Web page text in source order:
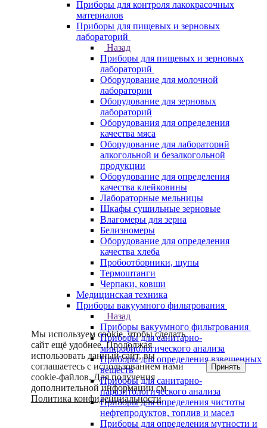
Приборы для контроля лакокрасочных
материалов
Приборы для пищевых и зерновых
лабораторий
Назад
Приборы для пищевых и зерновых
лабораторий
Оборудование для молочной
лаборатории
Оборудование для зерновых
лабораторий
Оборудования для определения
качества мяса
Оборудование для лабораторий
алкогольной и безалкогольной
продукции
Оборудование для определения
качества клейковины
Лабораторные мельницы
Шкафы сушильные зерновые
Влагомеры для зерна
Белизномеры
Оборудование для определения
качества хлеба
Пробоотборники, щупы
Термоштанги
Черпаки, ковши
Медицинская техника
Приборы вакуумного фильтрования
Назад
Приборы вакуумного фильтрования
Приборы для санитарно-
микробиологического анализа
Приборы для определения взвешенных
веществ
Приборы для санитарно-
паразитологического анализа
Приборы для определения чистоты
нефтепродуктов, топлив и масел
Приборы для определения мутности и
Мы используем cookie, чтобы сделать
сайт ещё удобнее. Продолжая
использовать данный сайт, вы
соглашаетесь с использованием нами
cookie-файлов. Для получения
дополнительной информации см.
Политика конфиденциальности.
Принять